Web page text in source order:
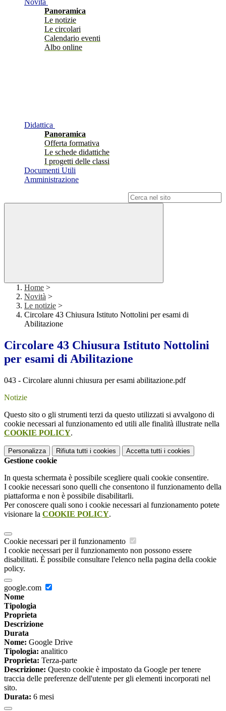
Novità
Panoramica
Le notizie
Le circolari
Calendario eventi
Albo online
Didattica
Panoramica
Offerta formativa
Le schede didattiche
I progetti delle classi
Documenti Utili
Amministrazione
Home >
Novità >
Le notizie >
Circolare 43 Chiusura Istituto Nottolini per esami di
Abilitazione
Circolare 43 Chiusura Istituto Nottolini
per esami di Abilitazione
043 - Circolare alunni chiusura per esami abilitazione.pdf
Notizie
Questo sito o gli strumenti terzi da questo utilizzati si avvalgono di
cookie necessari al funzionamento ed utili alle finalità illustrate nella
COOKIE POLICY.
Personalizza Rifiuta tutti i cookies Accetta tutti i cookies
Gestione cookie
In questa schermata è possibile scegliere quali cookie consentire.
I cookie necessari sono quelli che consentono il funzionamento della
piattaforma e non è possibile disabilitarli.
Per conoscere quali sono i cookie necessari al funzionamento potete
visionare la COOKIE POLICY.
Cookie necessari per il funzionamento
I cookie necessari per il funzionamento non possono essere
disabilitati. È possibile consultare l'elenco nella pagina della cookie
policy.
google.com
Nome
Tipologia
Proprieta
Descrizione
Durata
Nome: Google Drive
Tipologia: analitico
Proprieta: Terza-parte
Descrizione: Questo cookie è impostato da Google per tenere
traccia delle preferenze dell'utente per gli elementi incorporati nel
sito.
Durata: 6 mesi